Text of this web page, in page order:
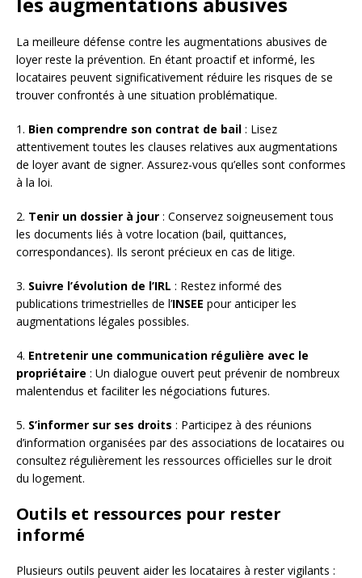
La meilleure défense contre les augmentations abusives de
loyer reste la prévention. En étant proactif et informé, les
locataires peuvent significativement réduire les risques de se
trouver confrontés à une situation problématique.
1. Bien comprendre son contrat de bail : Lisez
attentivement toutes les clauses relatives aux augmentations
de loyer avant de signer. Assurez-vous qu’elles sont conformes
à la loi.
2. Tenir un dossier à jour : Conservez soigneusement tous
les documents liés à votre location (bail, quittances,
correspondances). Ils seront précieux en cas de litige.
3. Suivre l’évolution de l’IRL : Restez informé des
publications trimestrielles de l’INSEE pour anticiper les
augmentations légales possibles.
4. Entretenir une communication régulière avec le
propriétaire : Un dialogue ouvert peut prévenir de nombreux
malentendus et faciliter les négociations futures.
5. S’informer sur ses droits : Participez à des réunions
d’information organisées par des associations de locataires ou
consultez régulièrement les ressources officielles sur le droit
du logement.
Outils et ressources pour rester
informé
Plusieurs outils peuvent aider les locataires à rester vigilants :